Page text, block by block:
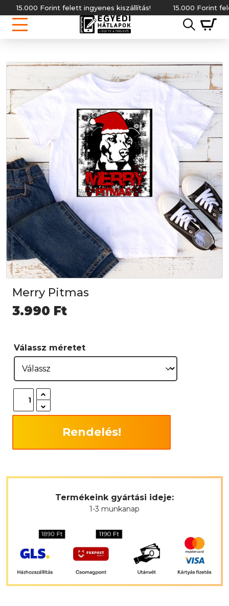
Forint felett ingyenes kiszállítás! 15.000 Forint felett
Merry Pitmas
3.990 Ft
Válassz méretet
Rendelés!
Termékeink gyártási ideje:
1-3 munkanap